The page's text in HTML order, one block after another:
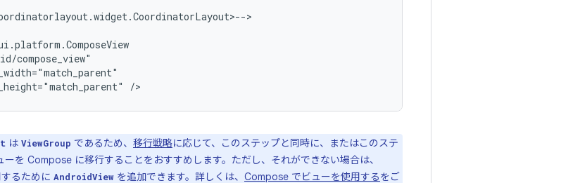
>
は ViewGroup であるため、 移行戦略に応じて、このステップと同時に、またはこのステ
ーを Compose に移行することをおすすめします。ただし、それができない場合は、
るために AndroidView を追加できます。詳しくは、 Compose でビューを使用するをご